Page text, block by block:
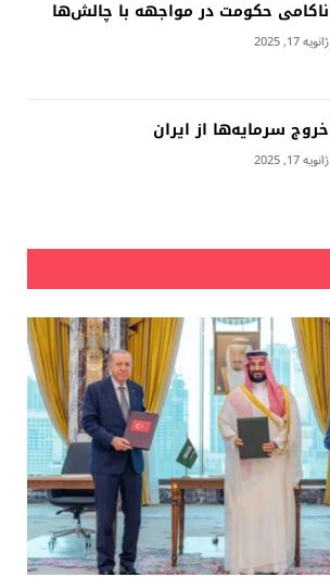
ناکامی حکومت در مواجهه با چالش‌ها
ژانویه 17, 2025
خروج سرمایه‌ها از ایران
ژانویه 17, 2025